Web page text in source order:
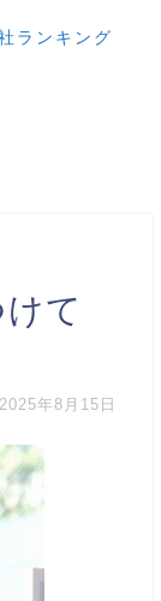
ランキング
て
年8月15日